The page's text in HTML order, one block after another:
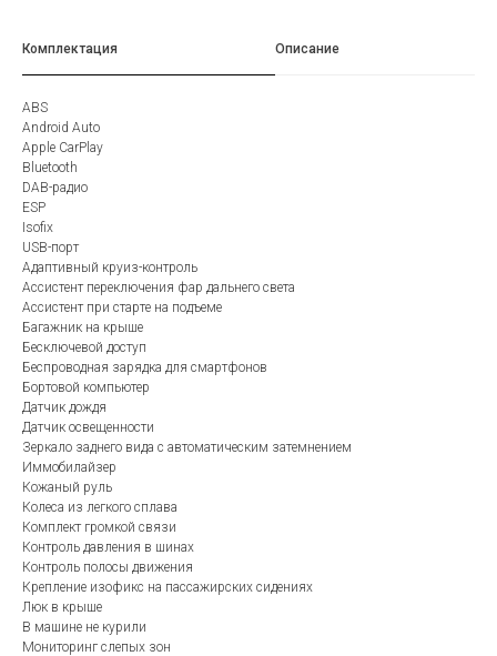
Комплектация Описание
ABS
Android Auto
Apple CarPlay
Bluetooth
DAB-радио
ESP
Isofix
USB-порт
Адаптивный круиз-контроль
Ассистент переключения фар дальнего света
Ассистент при старте на подъеме
Багажник на крыше
Бесключевой доступ
Беспроводная зарядка для смартфонов
Бортовой компьютер
Датчик дождя
Датчик освещенности
Зеркало заднего вида с автоматическим затемнением
Иммобилайзер
Кожаный руль
Колеса из легкого сплава
Комплект громкой связи
Контроль давления в шинах
Контроль полосы движения
Крепление изофикс на пассажирских сидениях
Люк в крыше
В машине не курили
Мониторинг слепых зон